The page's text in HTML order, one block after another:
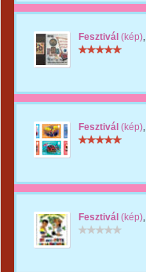
Fesztivál (kép),
Fesztivál (kép),
Fesztivál (kép),